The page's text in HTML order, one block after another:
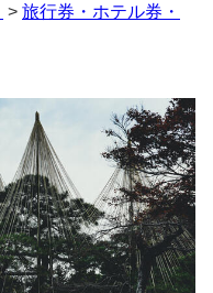
> 旅行券・ホテル券・